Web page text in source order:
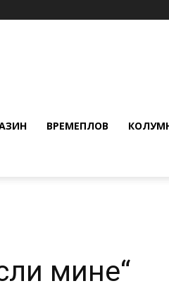
ВРЕМЕПЛОВ
мине“